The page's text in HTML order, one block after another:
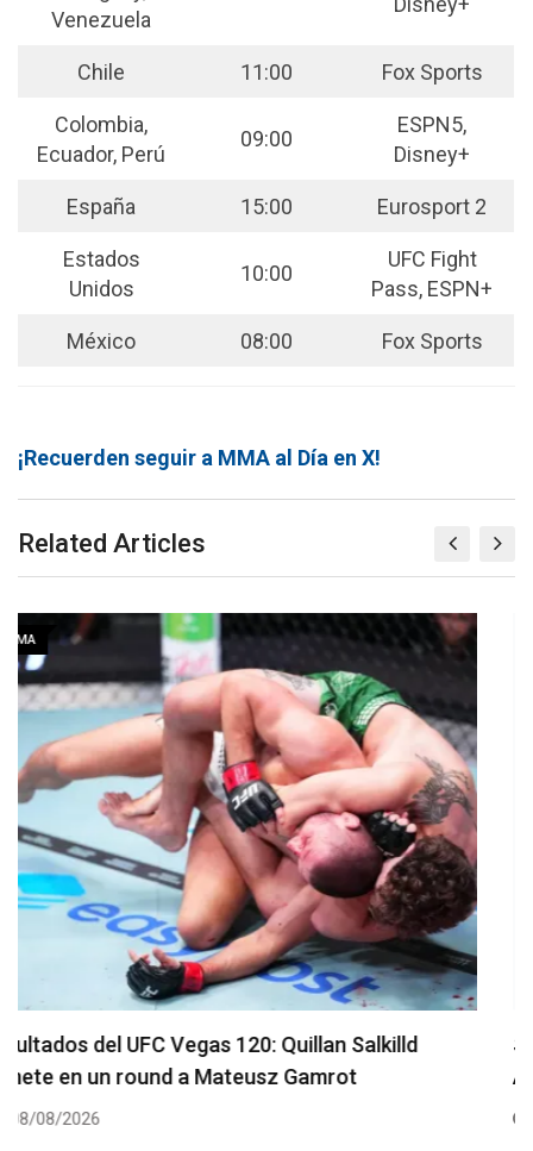
Venezuela
Chile 11:00 Fox Sports
Colombia,
Ecuador, Perú
09:00
ESPN5,
Disney+
España 15:00 Eurosport 2
Estados
Unidos
10:00
UFC Fight
Pass, ESPN+
México 08:00 Fox Sports
¡Recuerden seguir a MMA al Día en X!
Related Articles
MMA
Se presenta un nuevo y remodelado UFC Meta
Apex
08/08/2026